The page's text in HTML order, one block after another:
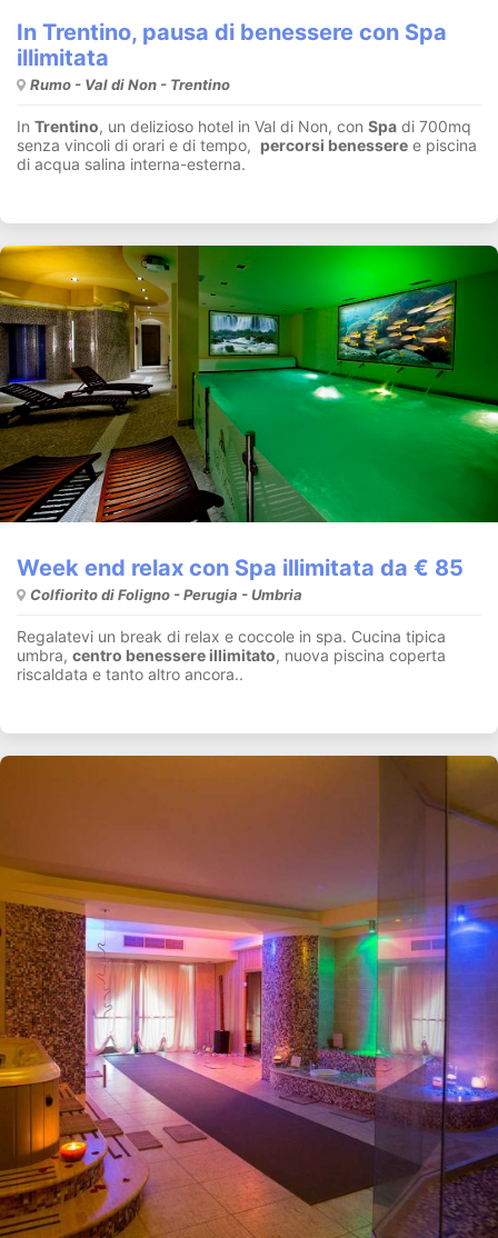
In Trentino, pausa di benessere con Spa
illimitata
Rumo - Val di Non - Trentino
In Trentino, un delizioso hotel in Val di Non, con Spa di 700mq
senza vincoli di orari e di tempo, percorsi benessere e piscina
di acqua salina interna-esterna.
Week end relax con Spa illimitata da € 85
Colfiorito di Foligno - Perugia - Umbria
Regalatevi un break di relax e coccole in spa. Cucina tipica
umbra, centro benessere illimitato, nuova piscina coperta
riscaldata e tanto altro ancora..